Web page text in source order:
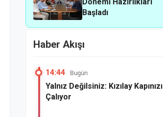
Başladı
Haber Akışı
14:44 Bugün
Yalnız Değilsiniz: Kızılay Kapınızı
Çalıyor